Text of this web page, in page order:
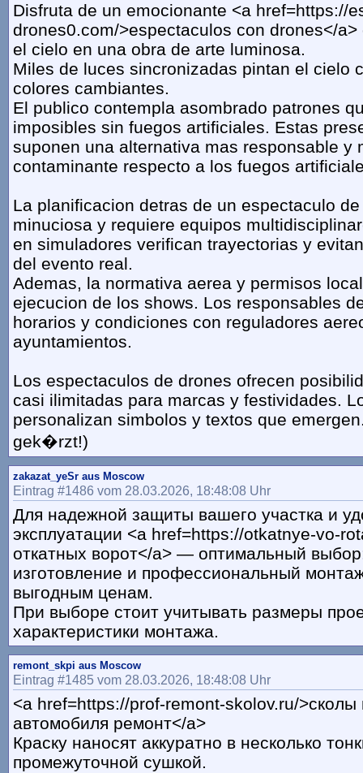
Disfruta de un emocionante <a href=https://
drones0.com/>espectaculos con drones</
el cielo en una obra de arte luminosa.
Miles de luces sincronizadas pintan el cielo
colores cambiantes.
El publico contempla asombrado patrones
imposibles sin fuegos artificiales. Estas
suponen una alternativa mas responsable y
contaminante respecto a los fuegos
La planificacion detras de un espectaculo
minuciosa y requiere equipos
en simuladores verifican trayectorias y
del evento real.
Ademas, la normativa aerea y permisos
ejecucion de los shows. Los responsables
horarios y condiciones con reguladores
ayuntamientos.
Los espectaculos de drones ofrecen
casi ilimitadas para marcas y festividades.
personalizan simbolos y textos que
gek�rzt!)
zakazat_yeSr aus Moscow
Eintrag #1486 vom 28.03.2026, 18:48:08 Uhr
Для надежной защиты вашего участка и
эксплуатации <a href=https://otkatnye-vo-
откатных ворот</a> — оптимальный
изготовление и профессиональный
выгодным ценам.
При выборе стоит учитывать размеры
характеристики монтажа.
remont_skpi aus Moscow
Eintrag #1485 vom 28.03.2026, 18:48:08 Uhr
<a href=https://prof-remont-skolov.ru/>сколы
автомобиля ремонт</a>
Краску наносят аккуратно в несколько
промежуточной сушкой.